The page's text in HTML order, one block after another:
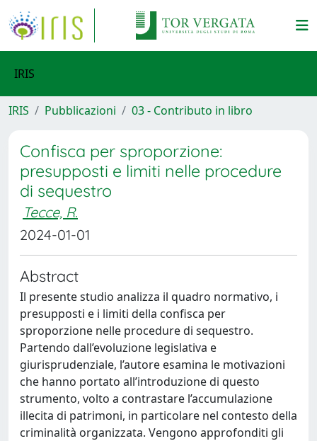
IRIS
IRIS Pubblicazioni 03 - Contributo in libro
Confisca per sproporzione:
presupposti e limiti nelle procedure
di sequestro
Tecce, R.
2024-01-01
Abstract
Il presente studio analizza il quadro normativo, i
presupposti e i limiti della confisca per
sproporzione nelle procedure di sequestro.
Partendo dall’evoluzione legislativa e
giurisprudenziale, l’autore esamina le motivazioni
che hanno portato all’introduzione di questo
strumento, volto a contrastare l’accumulazione
illecita di patrimoni, in particolare nel contesto della
criminalità organizzata. Vengono approfonditi gli